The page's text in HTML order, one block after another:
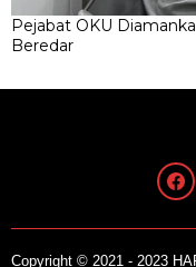
Pejabat OKU
Beredar
Copyright © 2021 - 2023